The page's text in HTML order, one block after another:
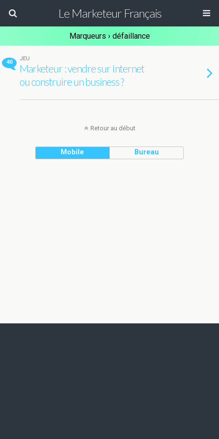
Le Marketeur Français
Marqueurs › défaillance
40
JEU
Marketeur : vendre sur Internet
ou construire un business ?
Retour au début
Mobile Bureau